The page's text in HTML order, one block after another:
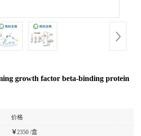
growth factor beta-binding protein
价格
￥2350 /盒